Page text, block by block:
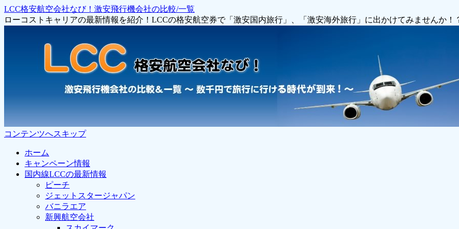
LCC格安航空会社なび！激安飛行機会社の比較/一覧
ローコストキャリアの最新情報を紹介！LCCの格安航空券で「激安国内旅行」、「激安海外旅行」に出かけてみませんか！
コンテンツへスキップ
ホーム
キャンペーン情報
国内線LCCの最新情報
ピーチ
ジェットスタージャパン
バニラエア
新興航空会社